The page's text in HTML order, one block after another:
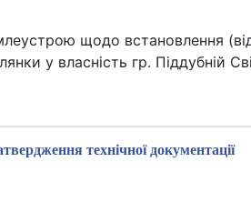
щодо встановлення
у власність гр. Піддубній
технічної документації